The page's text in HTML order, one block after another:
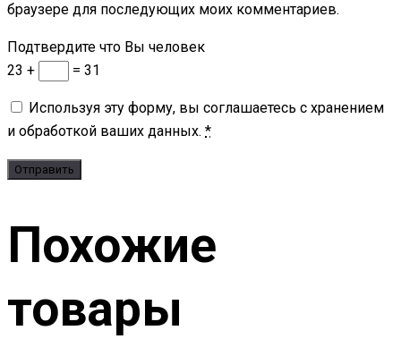
браузере для последующих моих комментариев.
Подтвердите что Вы человек
23 +
= 31
Используя эту форму, вы соглашаетесь с хранением
и обработкой ваших данных. *
Похожие
товары